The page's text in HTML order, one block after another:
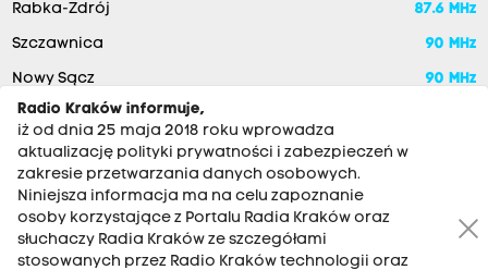
Rabka-Zdrój 87.6 MHz
Szczawnica 90 MHz
Nowy Sącz
90 MHz
Radio Kraków informuje,
iż od dnia 25 maja 2018 roku wprowadza
aktualizację polityki prywatności i zabezpieczeń w
zakresie przetwarzania danych osobowych.
Niniejsza informacja ma na celu zapoznanie
osoby korzystające z Portalu Radia Kraków oraz
słuchaczy Radia Kraków ze szczegółami
stosowanych przez Radio Kraków technologii oraz